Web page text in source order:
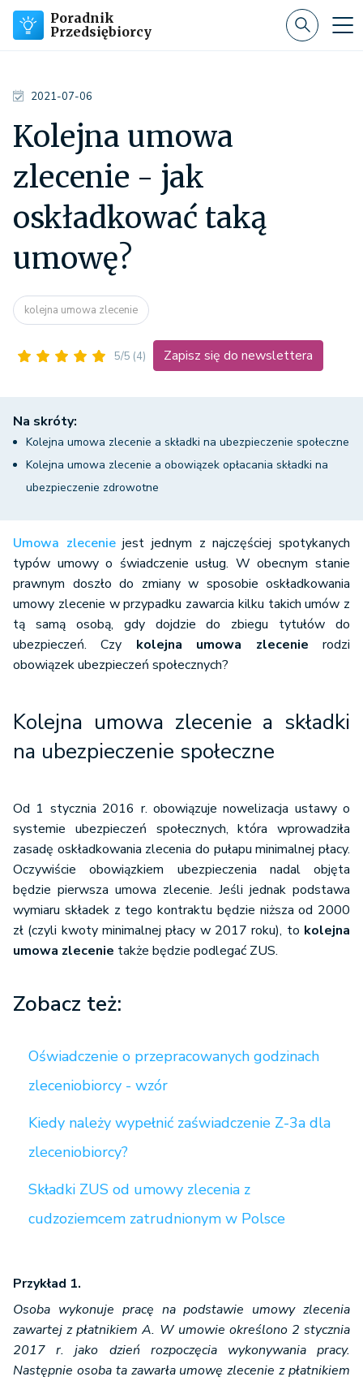
Poradnik
Przedsiębiorcy
2021-07-06
Kolejna umowa
zlecenie - jak
oskładkować taką
umowę?
kolejna umowa zlecenie
5/5 (4) Zapisz się do newslettera
Na skróty:
Kolejna umowa zlecenie a składki na ubezpieczenie społeczne
Kolejna umowa zlecenie a obowiązek opłacania składki na
ubezpieczenie zdrowotne
Umowa zleceniejest jednym z najczęściej spotykanych
typów umowy o świadczenie usług. W obecnym stanie
prawnym doszło do zmiany w sposobie oskładkowania
umowy zlecenie w przypadku zawarcia kilku takich umów z
tą samą osobą, gdy dojdzie do zbiegu tytułów do
ubezpieczeń. Czy kolejna umowa zlecenie rodzi
obowiązek ubezpieczeń społecznych?
Kolejna umowa zlecenie a składki
na ubezpieczenie społeczne
Od 1 stycznia 2016 r. obowiązuje nowelizacja ustawy o
systemie ubezpieczeń społecznych, która wprowadziła
zasadę oskładkowania zlecenia do pułapu minimalnej płacy.
Oczywiście obowiązkiem ubezpieczenia nadal objęta
będzie pierwsza umowa zlecenie. Jeśli jednak podstawa
wymiaru składek z tego kontraktu będzie niższa od 2000
zł (czyli kwoty minimalnej płacy w 2017 roku), to kolejna
umowa zlecenie także będzie podlegać ZUS.
Zobacz też:
Oświadczenie o przepracowanych godzinach
zleceniobiorcy - wzór
Kiedy należy wypełnić zaświadczenie Z-3a dla
zleceniobiorcy?
Składki ZUS od umowy zlecenia z
cudzoziemcem zatrudnionym w Polsce
Przykład 1.
Osoba wykonuje pracę na podstawie umowy zlecenia
zawartej z płatnikiem A. W umowie określono 2 stycznia
2017 r. jako dzień rozpoczęcia wykonywania pracy.
Następnie osoba ta zawarła umowę zlecenie z płatnikiem